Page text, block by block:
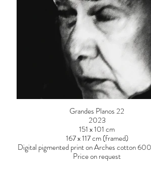
Grandes Planos 22
2023
151 x 101 cm
167 x 117 cm (framed)
Digital pigmented print on Arches cotton
Price on request